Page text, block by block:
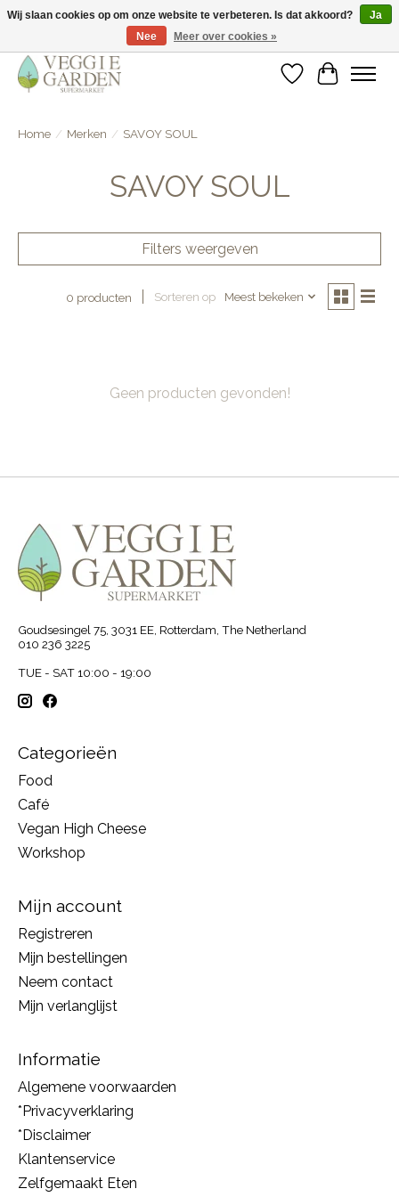
vegan & veggie products | free store pick-up
Verlanglijst
Home / Merken / SAVOY SOUL
SAVOY SOUL
Filters weergeven
0 producten Sorteren op Meest bekeken
Geen producten gevonden!
Goudsesingel 75, 3031 EE, Rotterdam, The Netherland
010 236 3225
TUE - SAT 10:00 - 19:00
Categorieën
Food
Café
Vegan High Cheese
Workshop
Mijn account
Registreren
Mijn bestellingen
Neem contact
Mijn verlanglijst
Informatie
Algemene voorwaarden
*Privacyverklaring
*Disclaimer
Klantenservice
Zelfgemaakt Eten
Wij slaan cookies op om onze website te verbeteren. Is dat akkoord?
Ja
Nee
Meer over cookies »